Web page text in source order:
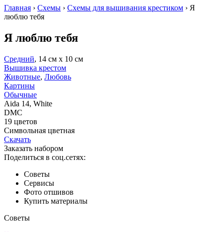
Главная › Схемы › Схемы для вышивания крестиком › Я
люблю тебя
Я люблю тебя
Средний, 14 см х 10 см
Вышивка крестом
Животные, Любовь
Картины
Обычные
Aida 14, White
DMC
19 цветов
Символьная цветная
Скачать
Заказать набором
Поделиться в соц.сетях:
Советы
Сервисы
Фото отшивов
Купить материалы
Советы